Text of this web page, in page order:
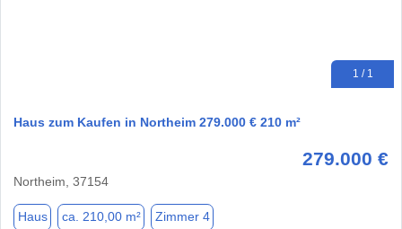
1 / 1
Haus zum Kaufen in Northeim 279.000 € 210 m²
279.000 €
Northeim, 37154
Haus ca. 210,00 m² Zimmer 4